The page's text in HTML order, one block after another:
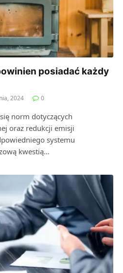
posiadać każdy
2024 0
norm dotyczących
oraz redukcji emisji
systemu
kwestią…